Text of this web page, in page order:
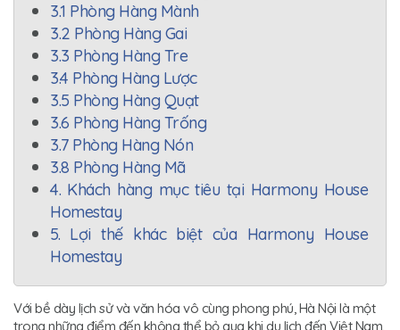
3.1 Phòng Hàng Mành
3.2 Phòng Hàng Gai
3.3 Phòng Hàng Tre
3.4 Phòng Hàng Lược
3.5 Phòng Hàng Quạt
3.6 Phòng Hàng Trống
3.7 Phòng Hàng Nón
3.8 Phòng Hàng Mã
4. Khách hàng mục tiêu tại Harmony House
Homestay
5. Lợi thế khác biệt của Harmony House
Homestay
Với bề dày lịch sử và văn hóa vô cùng phong phú, Hà Nội là một
trong những điểm đến không thể bỏ qua khi du lịch đến Việt Nam.